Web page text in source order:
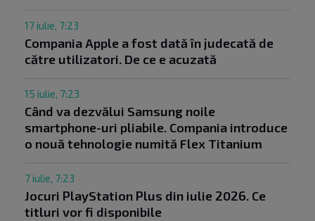
17 iulie, 7:23
Compania Apple a fost dată în judecată de
către utilizatori. De ce e acuzată
15 iulie, 7:23
Când va dezvălui Samsung noile
smartphone-uri pliabile. Compania introduce
o nouă tehnologie numită Flex Titanium
7 iulie, 7:23
Jocuri PlayStation Plus din iulie 2026. Ce
titluri vor fi disponibile